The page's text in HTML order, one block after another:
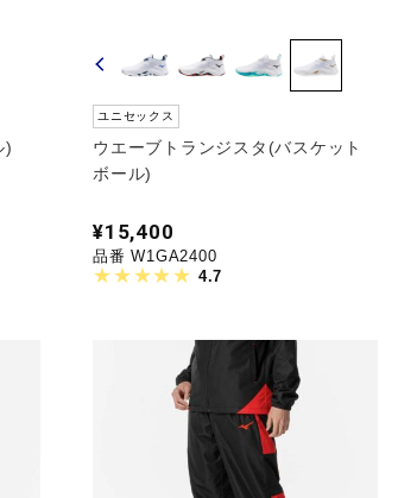
)
ユニセックス
ウエーブトランジスタ(バスケット
ボール)
¥15,400
品番 W1GA2400
4.7